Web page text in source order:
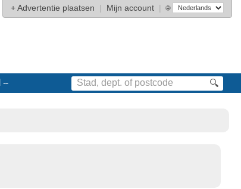
+Advertentie plaatsen | Mijn account | 🌐
🔍